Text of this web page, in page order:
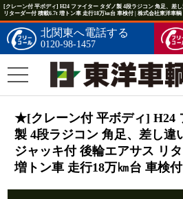
[クレーン付 平ボディ] H24 ファイター タダノ製 4段ラジコン 角足、差
リターダー付 積載6.7t 増トン車 走行18万㎞台 車検付 | 株式会社東洋車輌
北関東へ電話する
0120-98-1457
★[クレーン付 平ボディ] H24
製 4段ラジコン 角足、差し違
ジャッキ付 後輪エアサス リ
増トン車 走行18万㎞台 車検付